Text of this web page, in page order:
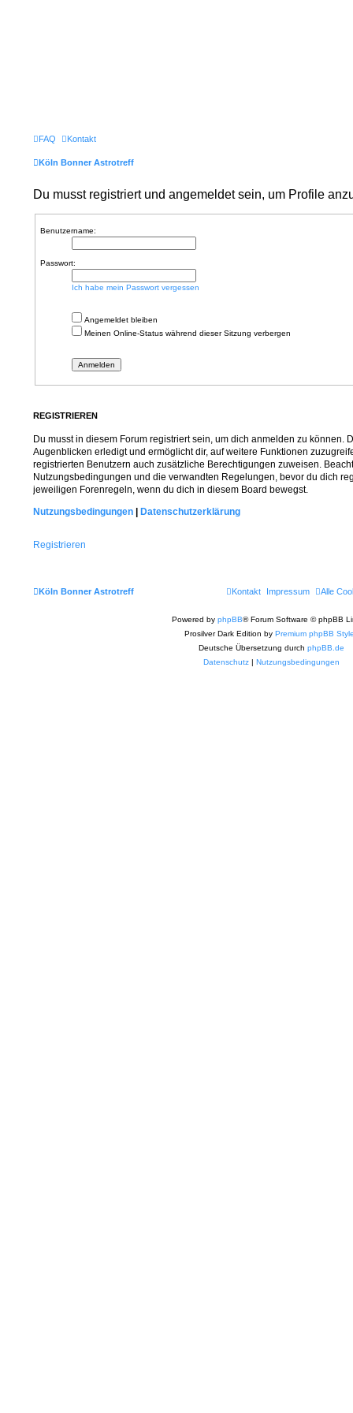
FAQ Kontakt
Köln Bonner Astrotreff
Du musst registriert und angemeldet sein, um Profile
Benutzername:
Passwort:
Ich habe mein Passwort vergessen
Angemeldet bleiben
Meinen Online-Status während dieser Sitzung verbergen
REGISTRIEREN
Du musst in diesem Forum registriert sein, um dich anmelden zu können.
Augenblicken erledigt und ermöglicht dir, auf weitere Funktionen
registrierten Benutzern auch zusätzliche Berechtigungen zuweisen.
Nutzungsbedingungen und die verwandten Regelungen, bevor du dich
jeweiligen Forenregeln, wenn du dich in diesem Board bewegst.
Nutzungsbedingungen
Datenschutzerklärung
Registrieren
Köln Bonner Astrotreff Alle
Impressum
Kontakt
Powered by phpBB® Forum Software © phpBB
Prosilver Dark Edition by Premium phpBB
Deutsche Übersetzung durch phpBB.de
Datenschutz | Nutzungsbedingungen